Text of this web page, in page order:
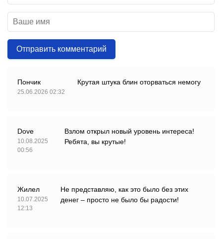
Отправить комментарий
Пончик
25.06.2026 02:32
Крутая штука блин оторваться немогу
Dove
10.08.2025
00:56
Взлом открыл новый уровень интереса!
Ребята, вы крутые!
Жилел
10.07.2025
12:13
Не представляю, как это было без этих
денег – просто не было бы радости!